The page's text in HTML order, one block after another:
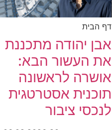
דף הבית
אבן יהודה מתכננת
את העשור הבא:
אושרה לראשונה
תוכנית אסטרטגית
לנכסי ציבור